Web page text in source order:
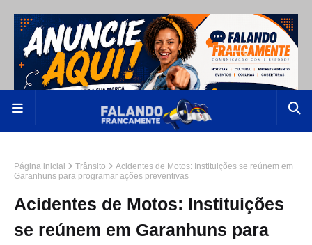
Página inicial Trânsito
Acidentes de Motos: Instituições se reúnem em
Garanhuns para programar ações preventivas
Acidentes de Motos: Instituições
se reúnem em Garanhuns para